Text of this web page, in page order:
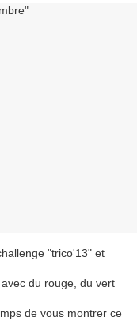
"trico'13" et
du rouge, du vert
de vous montrer ce